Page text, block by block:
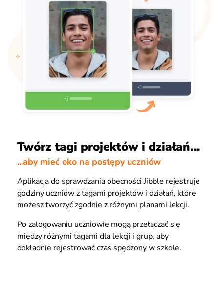
Twórz tagi projektów i działań...
...aby mieć oko na postępy uczniów
Aplikacja do sprawdzania obecności Jibble rejestruje
godziny uczniów z tagami projektów i działań, które
możesz tworzyć zgodnie z różnymi planami lekcji.
Po zalogowaniu uczniowie mogą przełączać się
między różnymi tagami dla lekcji i grup, aby
dokładnie rejestrować czas spędzony w szkole.